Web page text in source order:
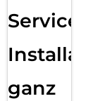
Services
Installation
ganz